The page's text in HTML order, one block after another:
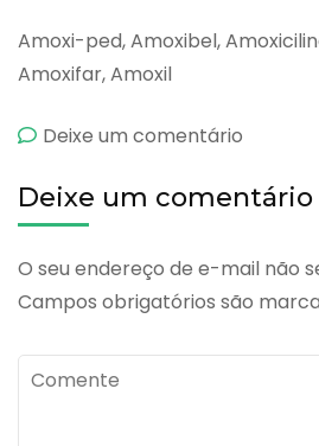
Amoxi-ped, Amoxibel,
Amoxifar, Amoxil
Deixe um comentário
Deixe um comentário
O seu endereço de e-mail não
Campos obrigatórios são
Comente